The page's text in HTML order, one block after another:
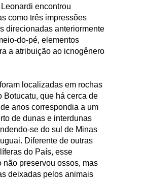
encontrou
como três impressões
direcionadas anteriormente
do-pé, elementos
a atribuição ao icnogênero
localizadas em rochas
Botucatu, que há cerca de
anos correspondia a um
de dunas e interdunas
se do sul de Minas
Diferente de outras
do País, esse
não preservou ossos, mas
deixadas pelos animais